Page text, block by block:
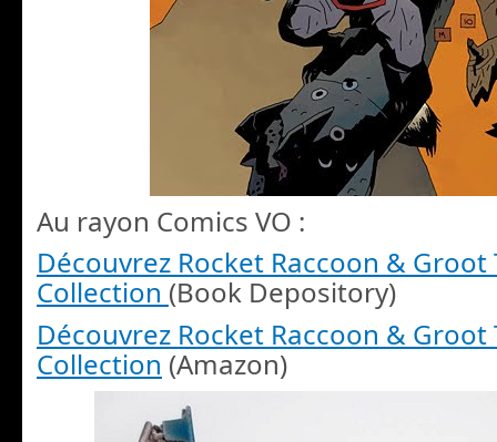
Au rayon Comics VO :
Découvrez Rocket Raccoon &
Collection (Book Depository)
Découvrez Rocket Raccoon &
Collection (Amazon)